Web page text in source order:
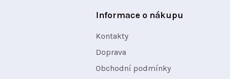
Informace o nákupu
Kontakty
Doprava
Obchodní podmínky